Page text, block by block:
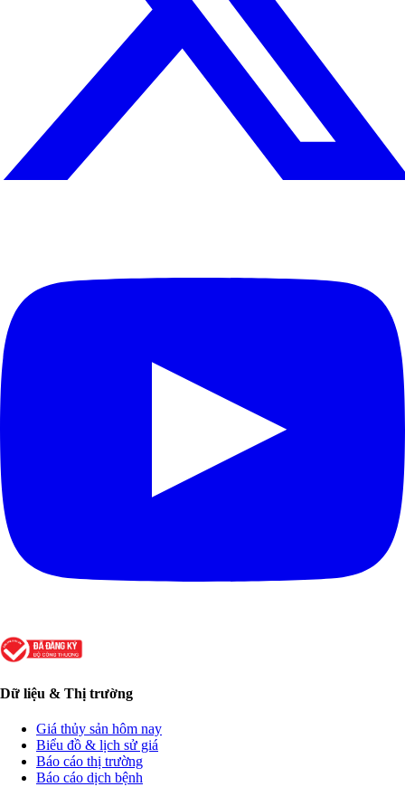
Dữ liệu & Thị trường
Giá thủy sản hôm nay
Biểu đồ & lịch sử giá
Báo cáo thị trường
Báo cáo dịch bệnh